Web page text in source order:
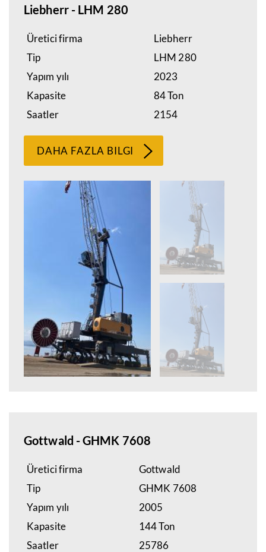
Liebherr - LHM 280
Üretici firma
Liebherr
Tip
LHM 280
Yapım yılı
2023
Kapasite
84 Ton
Saatler
2154
DAHA FAZLA BILGI
Gottwald - GHMK 7608
Üretici firma
Gottwald
Tip
GHMK 7608
Yapım yılı
2005
Kapasite
144 Ton
Saatler
25786